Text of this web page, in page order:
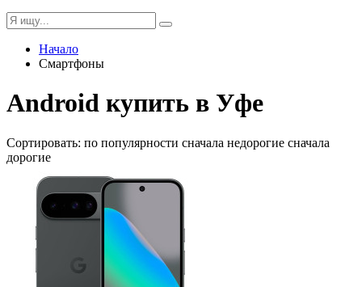
Начало
Смартфоны
Android купить в Уфе
Сортировать: по популярности сначала недорогие сначала
дорогие